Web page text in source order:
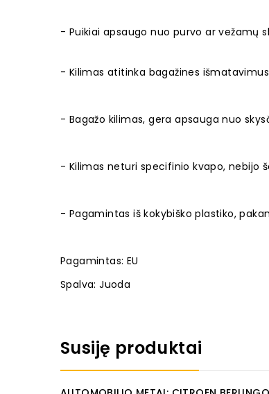
- Puikiai apsaugo nuo purvo ar vežamų
- Kilimas atitinka bagažines
- Bagažo kilimas, gera apsauga nuo
- Kilimas neturi specifinio kvapo, nebijo
- Pagamintas iš kokybiško plastiko,
Pagamintas: EU
Spalva: Juoda
Susiję produktai